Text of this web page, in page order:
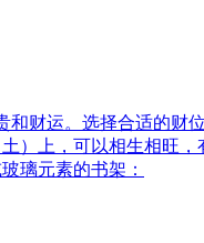
财运。选择合适的财
）上，可以相生相旺
璃元素的书架：